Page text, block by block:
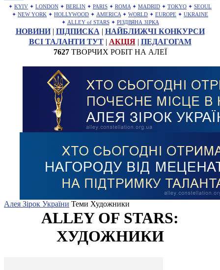
✦ KYIV ✦ LONDON ✦ BERLIN ✦ PARIS ✦ ROMA ✦ MADRID ✦ TOKYO ✦ SEOUL
✦ NEW YORK ✦ HOLLYWOOD ✦ AMERICA ✦ WORLD ✦ EUROPE ✦ UKRAINE
✦ ALLEY of STARS ✦ РІЗДВЯНА ЗІРКА
НОВИНИ| ПІДПИСКА | НАЙБЛИЖЧІ КОНКУРСИ
ВСІ ТАЛАНТИ ТУТ| АКЦІЯ| ПЕДАГОГАМ
7627ТВОРЧИХ РОБІТ НА АЛЕЇ
Алея Зірок України Теми Художники
ALLEY OF STARS:
ХУДОЖНИКИ